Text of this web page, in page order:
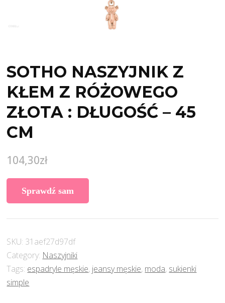
SOTHO NASZYJNIK Z
KŁEM Z RÓŻOWEGO
ZŁOTA : DŁUGOŚĆ – 45
CM
104,30zł
Sprawdź sam
SKU: 31aef27d97df
Category: Naszyjniki
Tags: espadryle męskie, jeansy męskie, moda, sukienki
simple